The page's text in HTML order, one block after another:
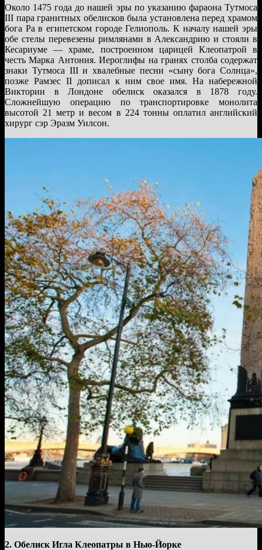
Около 1475 года до нашей эры по указанию фараона Тутмоса
III пара гранитных обелисков была установлена перед храмом
бога Ра в египетском городе Гелиополь. К началу нашей эры
обе стелы перевезены римлянами в Александрию и стояли в
Кесариуме — храме, построенном царицей Клеопатрой в
честь Марка Антония. Иероглифы на гранях столба содержат
знаки Тутмоса III и хвалебные песни «сыну бога Солнца»,
позже Рамзес II дописал к ним свое имя. На набережной
Виктории в Лондоне обелиск оказался в 1878 году.
Сложнейшую операцию по транспортировке монолита
высотой 21 метр и весом в 224 тонны оплатил английский
хирург сэр Эразм Уилсон.
2. Обелиск Игла Клеопатры в Нью-Йорке